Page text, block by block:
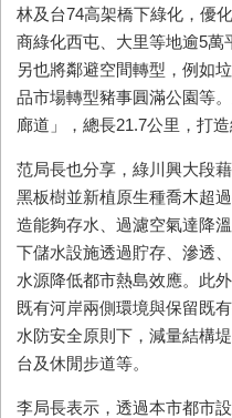
林及台74高架橋下綠化，優
商綠化西屯、大里等地逾5萬
另也將鄰避空間轉型，例如
品市場轉型豬事圓滿公園等
廊道」，總長21.7公里，打造
范局長也分享，綠川興大段
黑板樹並新植原生種喬木超
造能夠存水、過濾空氣達降
下儲水設施透過貯存、滲透
水源降低都市熱島效應。此
既有河岸兩側環境與保留既
水防安全原則下，減量結構
台及休閒步道等。
李局長表示，透過本市都市